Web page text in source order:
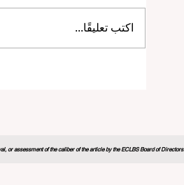
اكتب تعليقًا...
or assessment of the caliber of the article by the ECLBS Board of